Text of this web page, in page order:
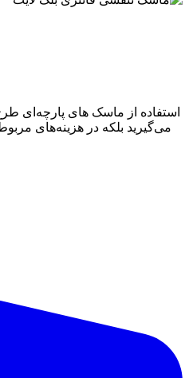
استفاده از ماسک های پارچه‌ای
می‌گیرید بلکه در هزینه‌های